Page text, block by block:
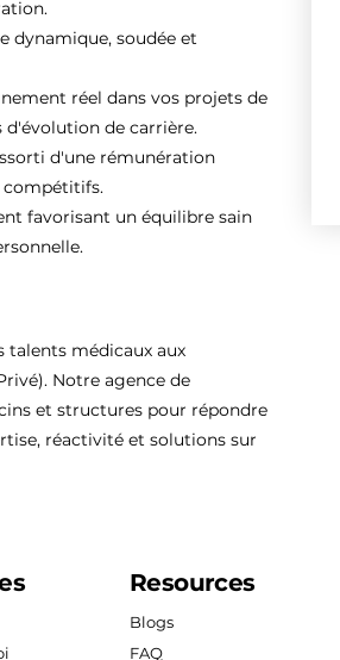
dynamique, soudée et
réel dans vos projets de
d'évolution de carrière.
d'une rémunération
compétitifs.
favorisant un équilibre sain
talents médicaux aux
Notre agence de
et structures pour répondre
réactivité et solutions sur
Resources
Blogs
FAQ